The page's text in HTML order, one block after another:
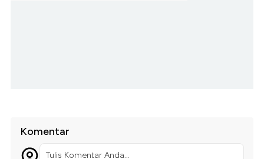
Komentar
Tulis Komentar Anda...